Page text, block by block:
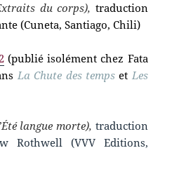
du corps), traduction
(Cuneta, Santiago, Chili)
(publié isolément chez Fata
La Chute des tempset Les
langue morte), traduction
Rothwell (VVV Editions,